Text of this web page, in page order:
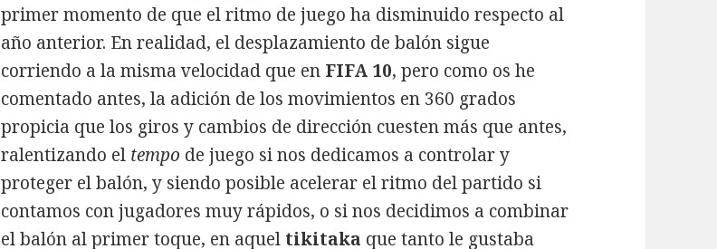
primer momento de que el ritmo de juego ha disminuido respecto al
año anterior. En realidad, el desplazamiento de balón sigue
corriendo a la misma velocidad que en FIFA 10, pero como os he
comentado antes, la adición de los movimientos en 360 grados
propicia que los giros y cambios de dirección cuesten más que antes,
ralentizando el tempo de juego si nos dedicamos a controlar y
proteger el balón, y siendo posible acelerar el ritmo del partido si
contamos con jugadores muy rápidos, o si nos decidimos a combinar
el balón al primer toque, en aquel tikitaka que tanto le gustaba